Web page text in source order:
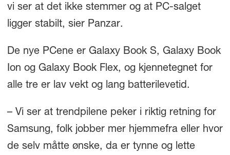
vi ser at det ikke stemmer og at PC-salget
ligger stabilt, sier Panzar.
De nye PCene er Galaxy Book S, Galaxy Book
Ion og Galaxy Book Flex, og kjennetegnet for
alle tre er lav vekt og lang batterilevetid.
– Vi ser at trendpilene peker i riktig retning for
Samsung, folk jobber mer hjemmefra eller hvor
de selv måtte ønske, da er tynne og lette